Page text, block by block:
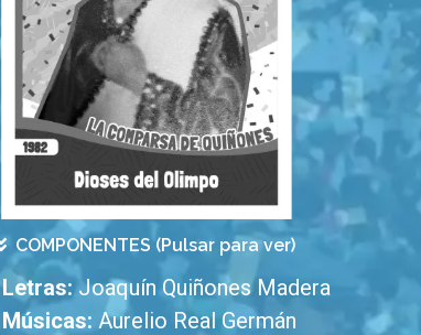
COMPONENTES (Pulsar para ver)
Letras: Joaquín Quiñones Madera
Músicas: Aurelio Real Germán